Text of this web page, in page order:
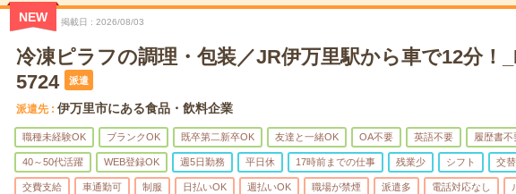
NEW 掲載日 2026/08/03
冷凍ピラフの調理・包装／JR伊万里駅から車で12分！
5724
派遣
派遣先 伊万里市にある食品・飲料企業
職種未経験OK ブランクOK 既卒第二新卒OK 友達と一緒OK OA不要 英語不要 履歴書不
40～50代活躍 WEB登録OK 週5日勤務 平日休 17時前までの仕事 残業少 シフト 交
交費支給 車通勤可 制服 日払いOK 週払いOK 職場が禁煙 派遣多 電話対応なし